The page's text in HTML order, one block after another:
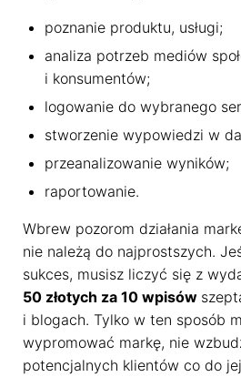
poznanie produktu, usługi;
analiza potrzeb mediów
i konsumentów;
logowanie do wybranego
stworzenie wypowiedzi w
przeanalizowanie wyników;
raportowanie.
Wbrew pozorom działania
nie należą do najprostszych.
sukces, musisz liczyć się z
50 złotych za 10 wpisów
i blogach. Tylko w ten sposób
wypromować markę, nie
potencjalnych klientów co do